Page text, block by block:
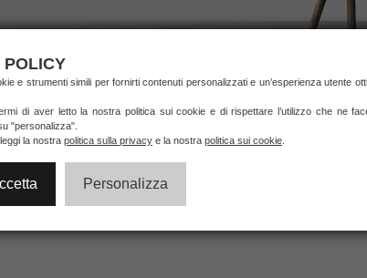
POLICY
e strumenti simili per fornirti contenuti personalizzati e un’esperienza utente
di aver letto la nostra politica sui cookie e di rispettare l’utilizzo che ne
"personalizza".
la nostra politica sulla privacy e la nostra politica sui cookie.
Personalizza